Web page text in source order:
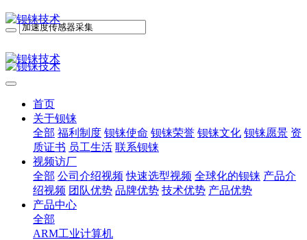
首页
关于钡铼
全部 福利制度 钡铼使命 钡铼荣誉 钡铼文化 钡铼愿景 资
质证书 员工生活 联系钡铼
视频访厂
全部 公司介绍视频 快速选型视频 全球化的钡铼 产品介
绍视频 团队优势 品牌优势 技术优势 产品优势
产品中心
全部
ARM工业计算机